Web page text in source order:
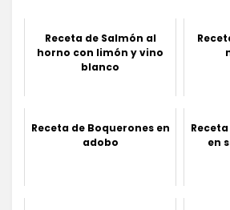
Receta de Salmón al
horno con limón y vino
blanco
Receta de Boquerones en
adobo
en